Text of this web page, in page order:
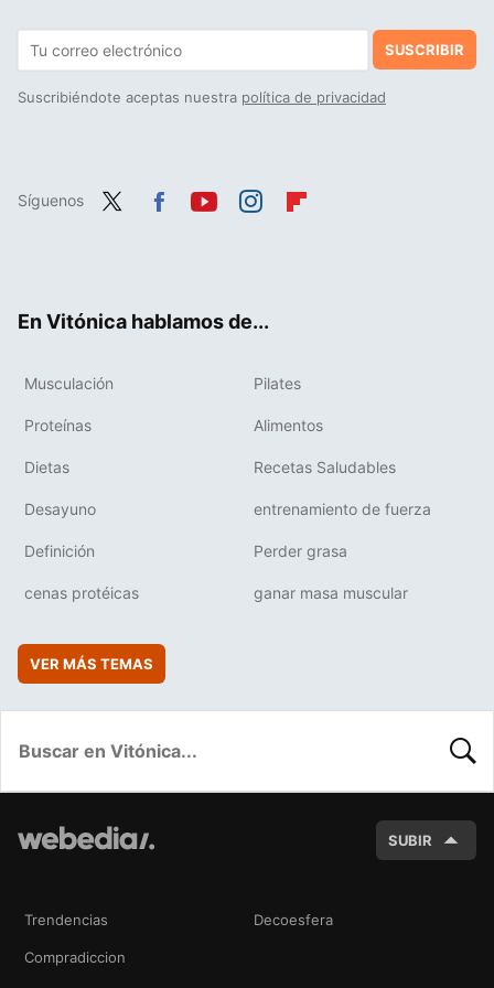
SUSCRIBIR
Suscribiéndote aceptas nuestra política de privacidad
Síguenos
En Vitónica hablamos de...
Musculación Pilates
Proteínas Alimentos
Dietas Recetas Saludables
Desayuno entrenamiento de fuerza
Definición Perder grasa
cenas protéicas ganar masa muscular
VER MÁS TEMAS
SUBIR
Trendencias Decoesfera
Compradiccion